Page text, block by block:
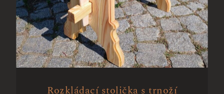
Rozkládací stolička s trnoží